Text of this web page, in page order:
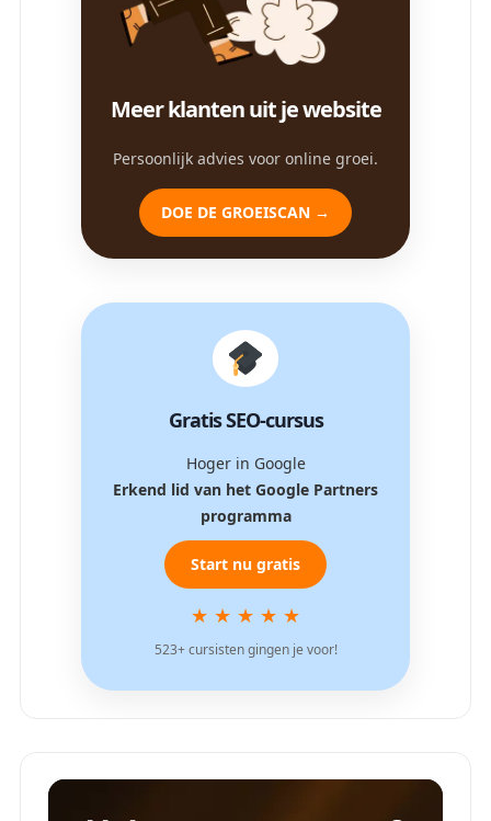
Meer klanten uit je website
Persoonlijk advies voor online groei.
DOE DE GROEISCAN →
Gratis SEO-cursus
Hoger in Google
Erkend lid van het Google Partners
programma
Start nu gratis
★ ★ ★ ★ ★
523+ cursisten gingen je voor!